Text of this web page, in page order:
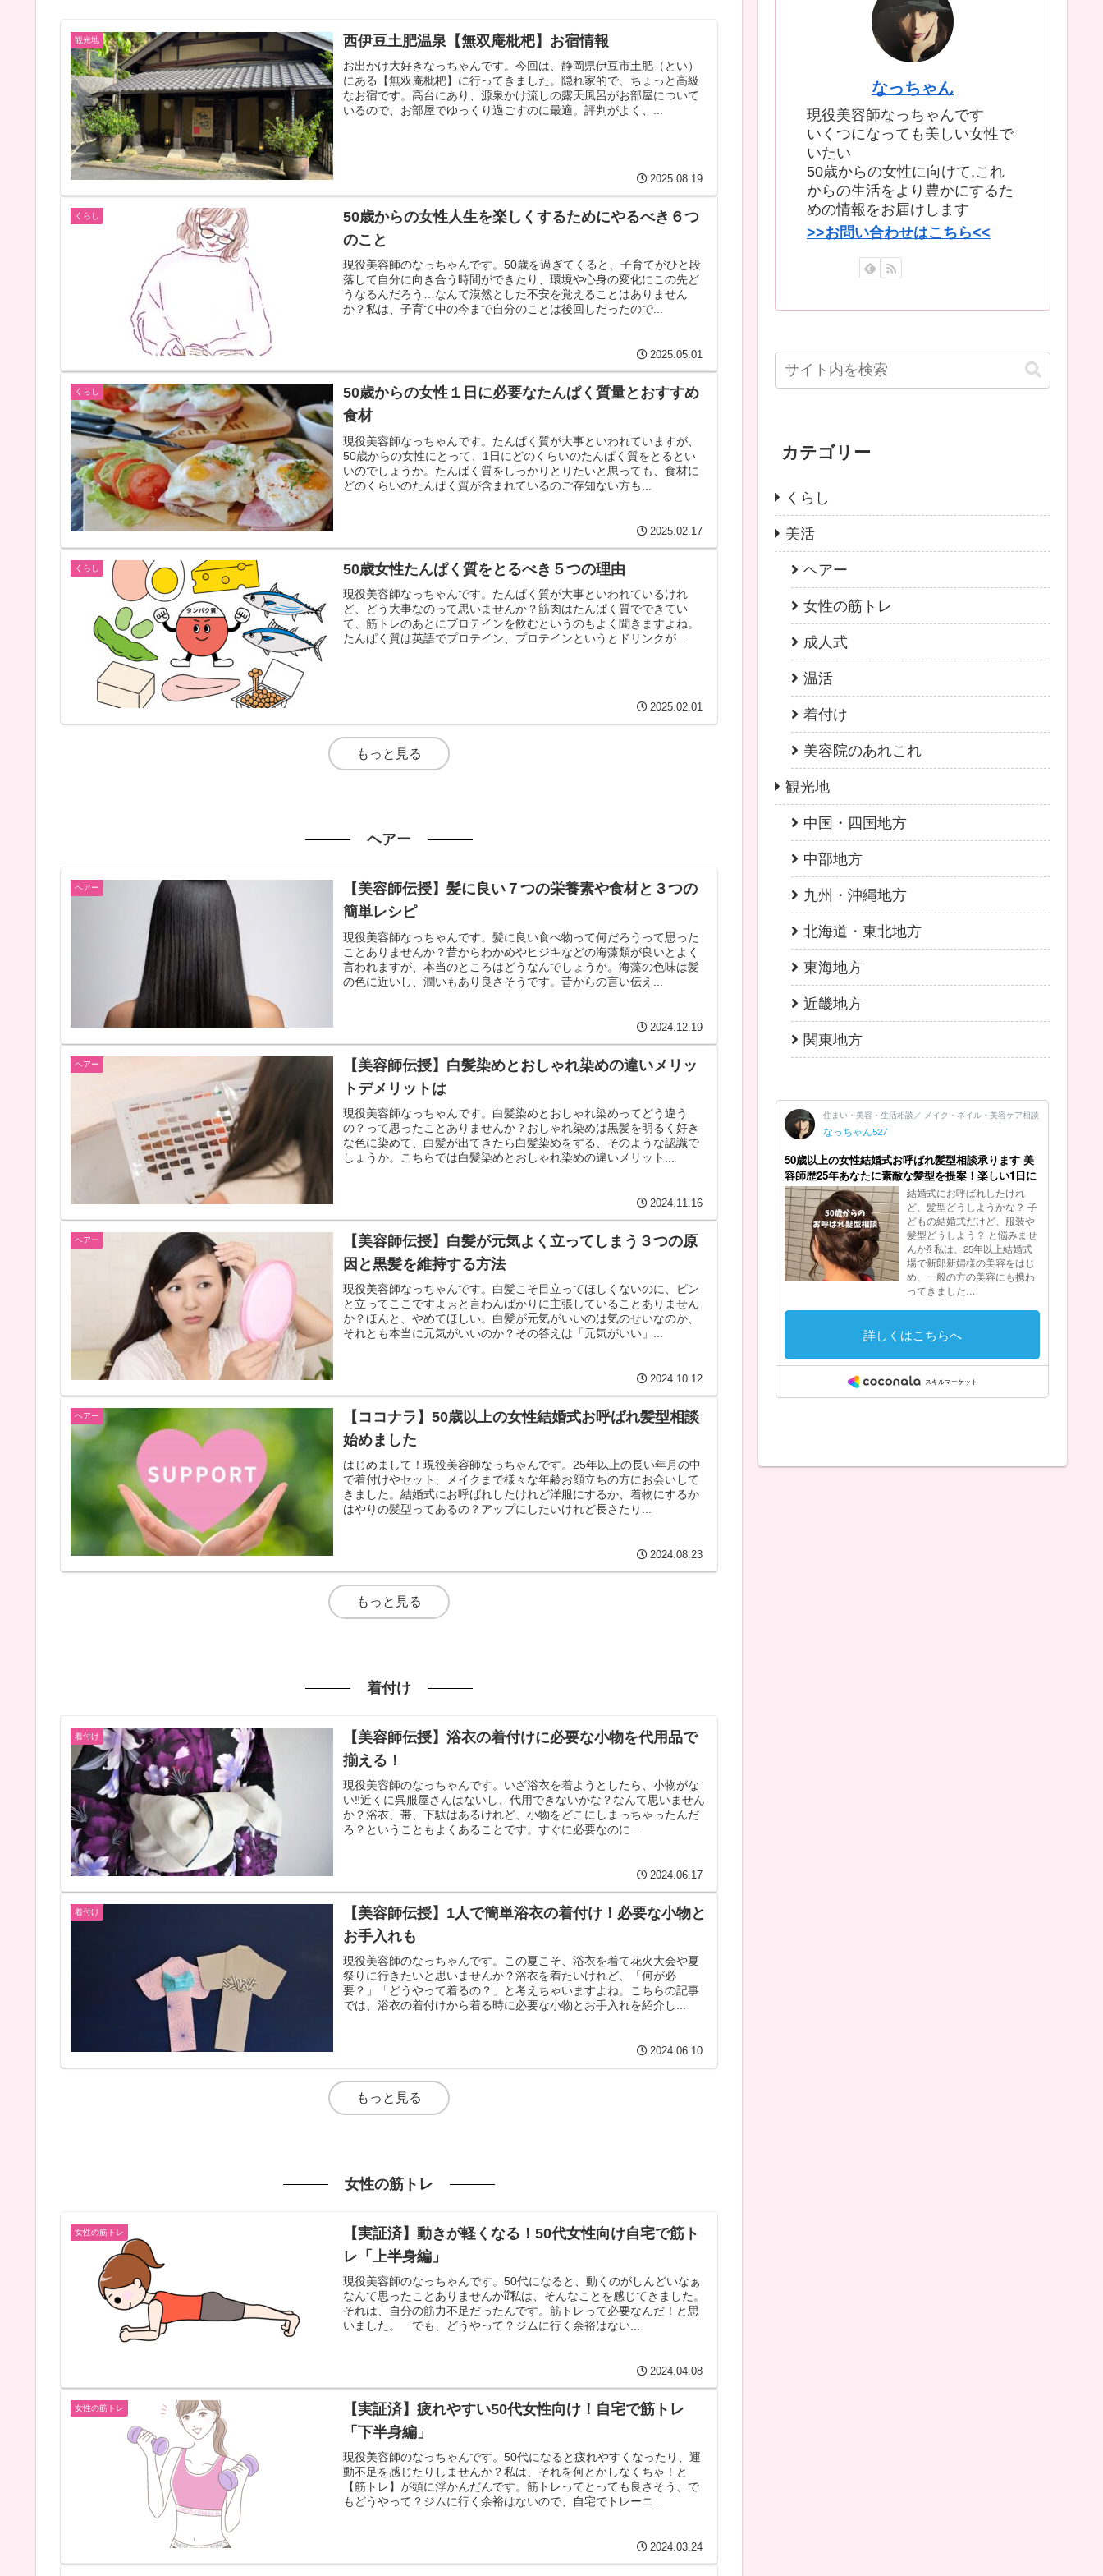
観光地 西伊豆土肥温泉【無双庵枇杷】お宿情報
お出かけ大好きなっちゃんです。今回は、静岡県伊豆市土肥（とい）
にある【無双庵枇杷】に行ってきました。隠れ家的で、ちょっと高級
なお宿です。高台にあり、源泉かけ流しの露天風呂がお部屋について
いるので、お部屋でゆっくり過ごすのに最適。評判がよく、...
2025.08.19
くらし
50歳からの女性人生を楽しくするためにやるべき６つ
のこと
現役美容師のなっちゃんです。50歳を過ぎてくると、子育てがひと段
落して自分に向き合う時間ができたり、環境や心身の変化にこの先ど
うなるんだろう…なんて漠然とした不安を覚えることはありません
か？私は、子育て中の今まで自分のことは後回しだったので...
2025.05.01
くらし
50歳からの女性１日に必要なたんぱく質量とおすすめ
食材
現役美容師なっちゃんです。たんぱく質が大事といわれていますが、
50歳からの女性にとって、1日にどのくらいのたんぱく質をとるとい
いのでしょうか。たんぱく質をしっかりとりたいと思っても、食材に
どのくらいのたんぱく質が含まれているのご存知ない方も...
2025.02.17
くらし 50歳女性たんぱく質をとるべき５つの理由
現役美容師なっちゃんです。たんぱく質が大事といわれているけれ
ど、どう大事なのって思いませんか？筋肉はたんぱく質でできてい
て、筋トレのあとにプロテインを飲むというのもよく聞きますよね。
たんぱく質は英語でプロテイン、プロテインというとドリンクが...
2025.02.01
もっと見る
ヘアー
ヘアー
【美容師伝授】髪に良い７つの栄養素や食材と３つの
簡単レシピ
現役美容師なっちゃんです。髪に良い食べ物って何だろうって思った
ことありませんか？昔からわかめやヒジキなどの海藻類が良いとよく
言われますが、本当のところはどうなんでしょうか。海藻の色味は髪
の色に近いし、潤いもあり良さそうです。昔からの言い伝え...
2024.12.19
ヘアー
【美容師伝授】白髪染めとおしゃれ染めの違いメリッ
トデメリットは
現役美容師なっちゃんです。白髪染めとおしゃれ染めってどう違う
の？って思ったことありませんか？おしゃれ染めは黒髪を明るく好き
な色に染めて、白髪が出てきたら白髪染めをする、そのような認識で
しょうか。こちらでは白髪染めとおしゃれ染めの違いメリット...
2024.11.16
ヘアー
【美容師伝授】白髪が元気よく立ってしまう３つの原
因と黒髪を維持する方法
現役美容師なっちゃんです。白髪こそ目立ってほしくないのに、ピン
と立ってここですよぉと言わんばかりに主張していることありません
か？ほんと、やめてほしい。白髪が元気がいいのは気のせいなのか、
それとも本当に元気がいいのか？その答えは「元気がいい」...
2024.10.12
ヘアー
【ココナラ】50歳以上の女性結婚式お呼ばれ髪型相談
始めました
はじめまして！現役美容師なっちゃんです。25年以上の長い年月の中
で着付けやセット、メイクまで様々な年齢お顔立ちの方にお会いして
きました。結婚式にお呼ばれしたけれど洋服にするか、着物にするか
はやりの髪型ってあるの？アップにしたいけれど長さたり...
2024.08.23
もっと見る
着付け
着付け
【美容師伝授】浴衣の着付けに必要な小物を代用品で
揃える！
現役美容師のなっちゃんです。いざ浴衣を着ようとしたら、小物がな
い‼︎近くに呉服屋さんはないし、代用できないかな？なんて思いません
か？浴衣、帯、下駄はあるけれど、小物をどこにしまっちゃったんだ
ろ？ということもよくあることです。すぐに必要なのに...
2024.06.17
着付け
【美容師伝授】1人で簡単浴衣の着付け！必要な小物と
お手入れも
現役美容師のなっちゃんです。この夏こそ、浴衣を着て花火大会や夏
祭りに行きたいと思いませんか？浴衣を着たいけれど、「何が必
要？」「どうやって着るの？」と考えちゃいますよね。こちらの記事
では、浴衣の着付けから着る時に必要な小物とお手入れを紹介し...
2024.06.10
もっと見る
女性の筋トレ
女性の筋トレ
【実証済】動きが軽くなる！50代女性向け自宅で筋ト
レ「上半身編」
現役美容師のなっちゃんです。50代になると、動くのがしんどいなぁ
なんて思ったことありませんか⁇私は、そんなことを感じてきました。
それは、自分の筋力不足だったんです。筋トレって必要なんだ！と思
いました。 でも、どうやって？ジムに行く余裕はない...
2024.04.08
女性の筋トレ
【実証済】疲れやすい50代女性向け！自宅で筋トレ
「下半身編」
現役美容師のなっちゃんです。50代になると疲れやすくなったり、運
動不足を感じたりしませんか？私は、それを何とかしなくちゃ！と
【筋トレ】が頭に浮かんだんです。筋トレってとっても良さそう、で
もどうやって？ジムに行く余裕はないので、自宅でトレーニ...
2024.03.24
なっちゃん
現役美容師なっちゃんです
いくつになっても美しい女性で
いたい
50歳からの女性に向けて,これ
からの生活をより豊かにするた
めの情報をお届けします
>>お問い合わせはこちら<<
カテゴリー
くらし
美活
ヘアー
女性の筋トレ
成人式
温活
着付け
美容院のあれこれ
観光地
中国・四国地方
中部地方
九州・沖縄地方
北海道・東北地方
東海地方
近畿地方
関東地方